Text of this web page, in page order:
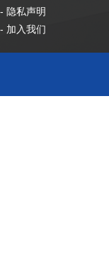
- 隐私声明
- 加入我们